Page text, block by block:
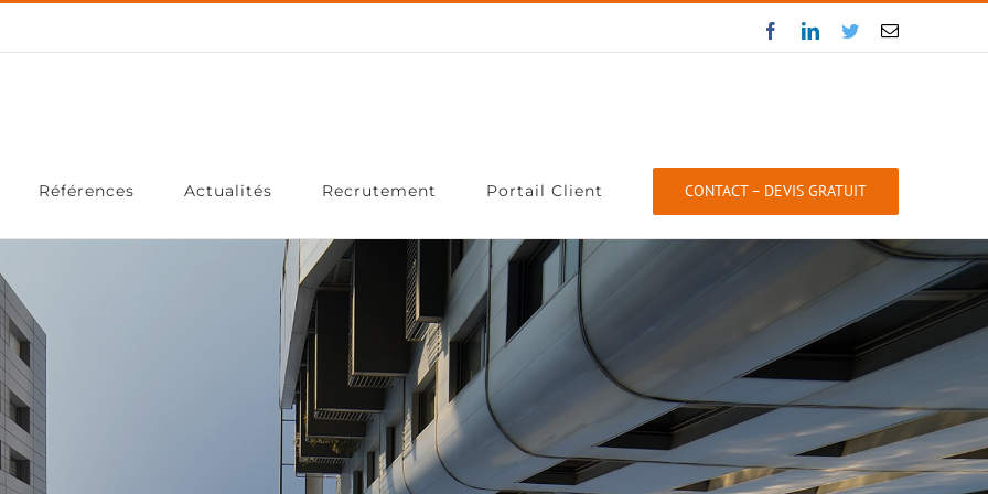
FacebookLinkedIn
TwitterEmail
Références Actualités Recrutement Portail Client CONTACT – DEVIS GRATUIT